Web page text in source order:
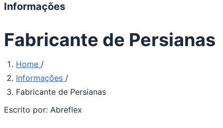
Informações
Fabricante de Persianas
Home /
Informações /
Fabricante de Persianas
Escrito por: Abreflex